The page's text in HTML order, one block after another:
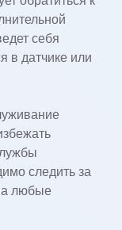
себя
в датчике или
следить за
любые